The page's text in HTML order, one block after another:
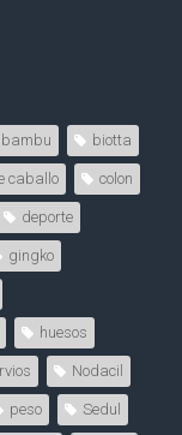
bambu biotta
caballo colon
deporte
gingko
huesos
Nodacil
peso Sedul